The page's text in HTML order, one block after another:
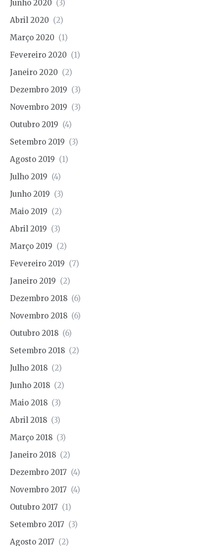
Junho 2020 (3)
Abril 2020 (2)
Março 2020 (1)
Fevereiro 2020 (1)
Janeiro 2020 (2)
Dezembro 2019 (3)
Novembro 2019 (3)
Outubro 2019 (4)
Setembro 2019 (3)
Agosto 2019 (1)
Julho 2019 (4)
Junho 2019 (3)
Maio 2019 (2)
Abril 2019 (3)
Março 2019 (2)
Fevereiro 2019 (7)
Janeiro 2019 (2)
Dezembro 2018 (6)
Novembro 2018 (6)
Outubro 2018 (6)
Setembro 2018 (2)
Julho 2018 (2)
Junho 2018 (2)
Maio 2018 (3)
Abril 2018 (3)
Março 2018 (3)
Janeiro 2018 (2)
Dezembro 2017 (4)
Novembro 2017 (4)
Outubro 2017 (1)
Setembro 2017 (3)
Agosto 2017 (2)